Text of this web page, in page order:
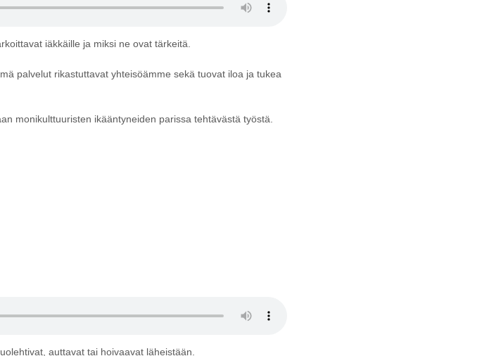
iäkkäille ja miksi ne ovat tärkeitä.
palvelut rikastuttavat yhteisöämme sekä tuovat iloa ja tukea
monikulttuuristen ikääntyneiden parissa tehtävästä työstä.
auttavat tai hoivaavat läheistään.